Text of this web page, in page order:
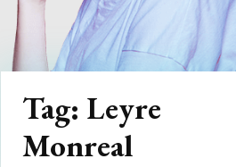
Tag: Leyre
Monreal